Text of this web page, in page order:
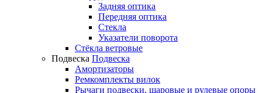
Задняя оптика
Передняя оптика
Стекла
Указатели поворота
Стёкла ветровые
Подвеска Подвеска
Амортизаторы
Ремкомплекты вилок
Рычаги подвески, шаровые и рулевые опоры